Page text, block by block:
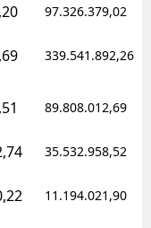
97.326.379,02
339.541.892,26
89.808.012,69
35.532.958,52
11.194.021,90